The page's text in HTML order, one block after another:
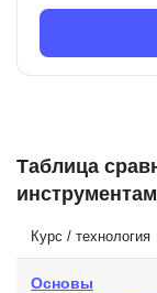
Таблица
инструментам
Курс / технология
Основы